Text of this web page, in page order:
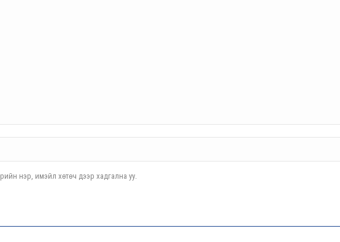
нэр, имэйл хөтөч дээр хадгална уу.